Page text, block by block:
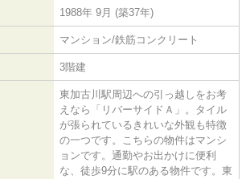
1988年 9月 (築37年)
マンション/鉄筋コンクリート
3階建
東加古川駅周辺への引っ越しをお考
えなら「リバーサイドＡ」。タイル
が張られているきれいな外観も特徴
の一つです。こちらの物件はマンシ
ョンです。通勤やお出かけに便利
な、徒歩9分に駅のある物件です。東